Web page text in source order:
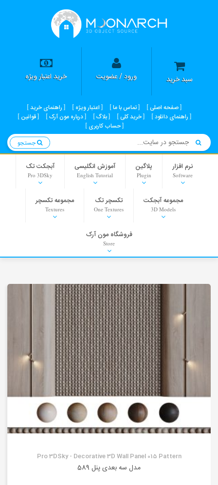
سبد خرید ورود / عضویت خرید اعتبار ویژه
صفحه اصلی تماس با ما اعتبار ویژه
راهنمای خرید
راهنمای دانلود
خرید کلی بلاگ درباره مون آرک
قوانین
حساب کاربری
نرم افزار
Software
پلاگین
Plugin
آموزش انگلیسی
English Tutorial
آبجکت تک
Pro 3DSky
مجموعه آبجکت
3D Models
تکسچر تک
One Textures
مجموعه تکسچر
Textures
PNG-PSD
Background
Stock Images
فروشگاه مون آرک
Store
Pro 3DSky - Decorative 3D Wall Panel 015 Pattern
مدل سه بعدی پنل 589